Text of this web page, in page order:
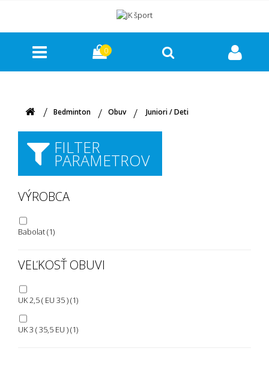
0
Bedminton Obuv Juniori / Deti
FILTER
PARAMETROV
VÝROBCA
Babolat(1)
VEĽKOSŤ OBUVI
UK 2,5 ( EU 35 )(1)
UK 3 ( 35,5 EU )(1)